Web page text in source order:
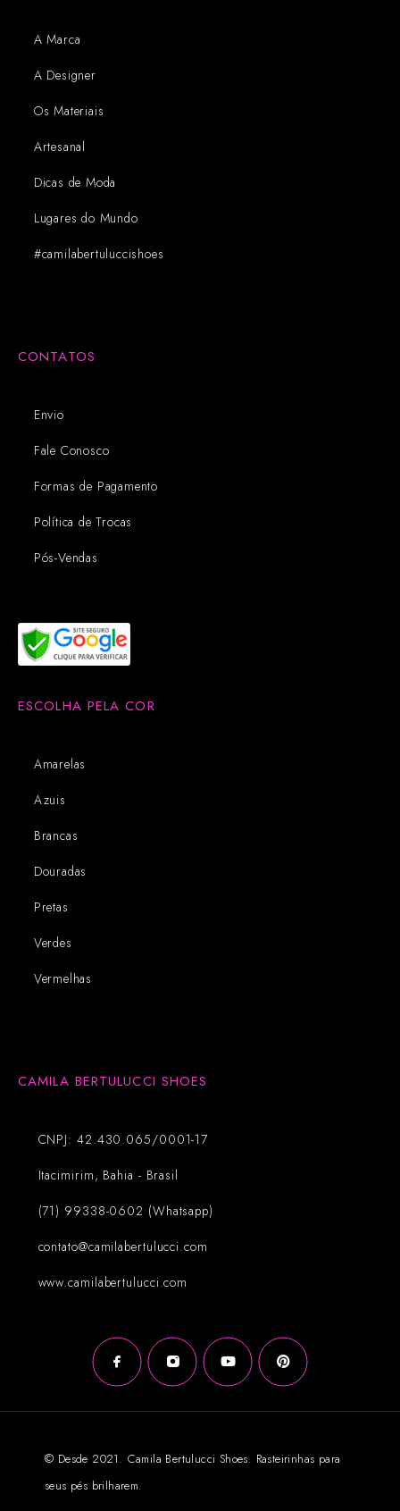
A Marca
A Designer
Os Materiais
Artesanal
Dicas de Moda
Lugares do Mundo
#camilabertuluccishoes
CONTATOS
Envio
Fale Conosco
Formas de Pagamento
Política de Trocas
Pós-Vendas
ESCOLHA PELA COR
Amarelas
Azuis
Brancas
Douradas
Pretas
Verdes
Vermelhas
CAMILA BERTULUCCI SHOES
CNPJ: 42.430.065/0001-17
Itacimirim, Bahia - Brasil
(71) 99338-0602 (Whatsapp)
contato@camilabertulucci.com
www.camilabertulucci.com
© Desde 2021. Camila Bertulucci Shoes. Rasteirinhas para
seus pés brilharem.